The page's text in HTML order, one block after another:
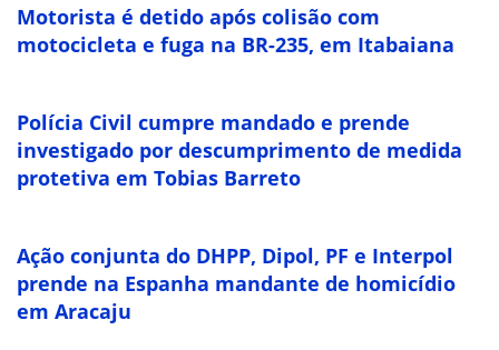
Motorista é detido após colisão com
motocicleta e fuga na BR-235, em Itabaiana
Polícia Civil cumpre mandado e prende
investigado por descumprimento de medida
protetiva em Tobias Barreto
Ação conjunta do DHPP, Dipol, PF e Interpol
prende na Espanha mandante de homicídio
em Aracaju